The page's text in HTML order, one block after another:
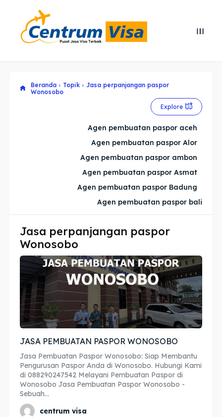
Explore our destinations
Imta
Legalisir
Apostille
Penerjemah
Asuransi
Explore our destinations
Imta
Legalisir
Apostille
Penerjemah
Asuransi
Beranda Topik
Jasa perpanjangan paspor
Wonosobo
Explore
Agen pembuatan paspor aceh
Agen pembuatan paspor Alor
Agen pembuatan paspor ambon
Agen pembuatan paspor Asmat
Agen pembuatan paspor Badung
Agen pembuatan paspor bali
Jasa perpanjangan paspor
Wonosobo
JASA PEMBUATAN PASPOR WONOSOBO
Jasa Pembuatan Paspor Wonosobo: Siap Membantu
Pengurusan Paspor Anda di Wonosobo. Hubungi Kami
di 088290247542 Melayani Pembuatan Paspor di
Wonosobo Jasa Pembuatan Paspor Wonosobo -
Sebuah...
centrum visa